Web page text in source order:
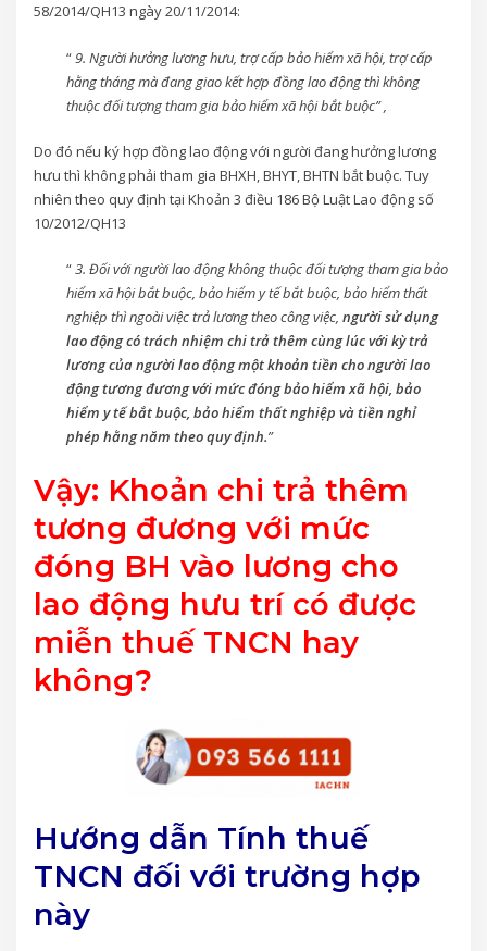
58/2014/QH13 ngày 20/11/2014:
“9. Người hưởng lương hưu, trợ cấp bảo hiểm xã hội, trợ cấp
hằng tháng mà đang giao kết hợp đồng lao động thì không
thuộc đối tượng tham gia bảo hiểm xã hội bắt buộc” ,
Do đó nếu ký hợp đồng lao động với người đang hưởng lương
hưu thì không phải tham gia BHXH, BHYT, BHTN bắt buộc. Tuy
nhiên theo quy định tại Khoản 3 điều 186 Bộ Luật Lao động số
10/2012/QH13
“3. Đối với người lao động không thuộc đối tượng tham gia bảo
hiểm xã hội bắt buộc, bảo hiểm y tế bắt buộc, bảo hiểm thất
nghiệp thì ngoài việc trả lương theo công việc,người sử dụng
lao động có trách nhiệm chi trả thêm cùng lúc với kỳ trả
lương của người lao động một khoản tiền cho người lao
động tương đương với mức đóng bảo hiểm xã hội, bảo
hiểm y tế bắt buộc, bảo hiểm thất nghiệp và tiền nghỉ
phép hằng năm theo quy định.”
Vậy: Khoản chi trả thêm
tương đương với mức
đóng BH vào lương cho
lao động hưu trí có được
miễn thuế TNCN hay
không?
Hướng dẫn Tính thuế
TNCN đối với trường hợp
này